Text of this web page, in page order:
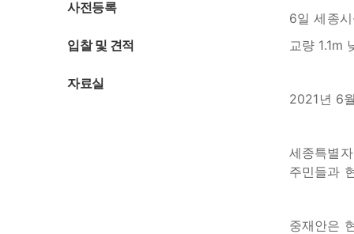
사전등록
입찰 및 견적
자료실
6일 세종
교량 1.1m
2021년 6
세종특별
주민들과
중재안은